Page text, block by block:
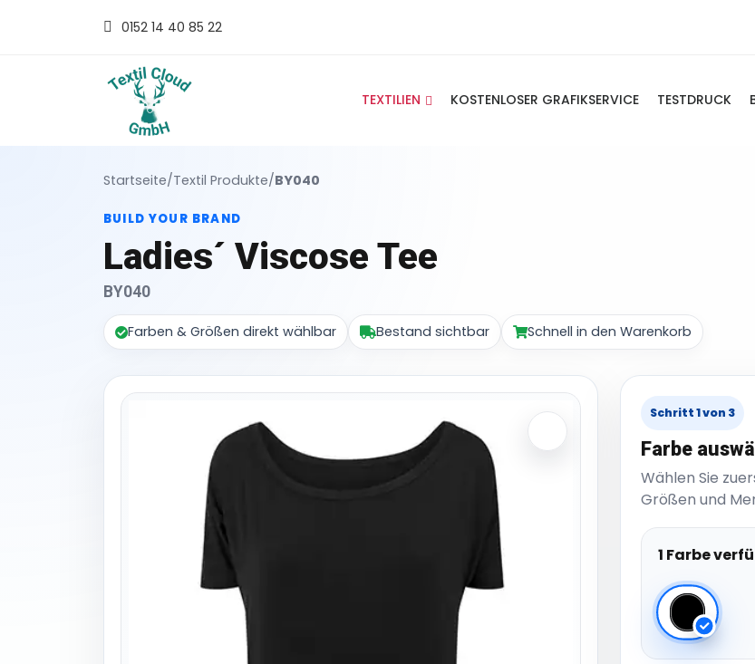
0152 14 40 85 22
TEXTILIEN KOSTENLOSER GRAFIKSERVICE TESTDRUCK
Startseite/Textil Produkte/BY040
BUILD YOUR BRAND
Ladies´ Viscose Tee
BY040
Farben & Größen direkt wählbar Bestand sichtbar Schnell in den Warenkorb
Schritt 1 von 3
Farbe
Wählen Sie
Größen und
1 Farbe
Black